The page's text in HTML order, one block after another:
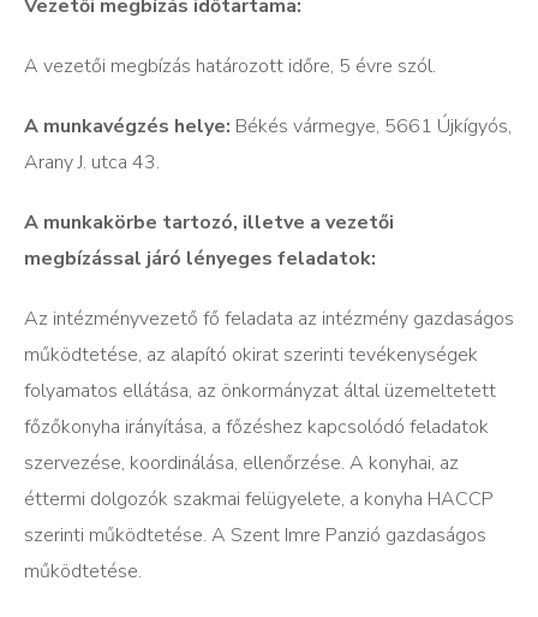
Vezetői megbízás időtartama:
A vezetői megbízás határozott időre, 5 évre szól.
A munkavégzés helye: Békés vármegye, 5661 Újkígyós,
Arany J. utca 43.
A munkakörbe tartozó, illetve a vezetői
megbízással járó lényeges feladatok:
Az intézményvezető fő feladata az intézmény gazdaságos
működtetése, az alapító okirat szerinti tevékenységek
folyamatos ellátása, az önkormányzat által üzemeltetett
főzőkonyha irányítása, a főzéshez kapcsolódó feladatok
szervezése, koordinálása, ellenőrzése. A konyhai, az
éttermi dolgozók szakmai felügyelete, a konyha HACCP
szerinti működtetése. A Szent Imre Panzió gazdaságos
működtetése.